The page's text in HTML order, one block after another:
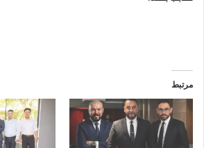
مرتبط